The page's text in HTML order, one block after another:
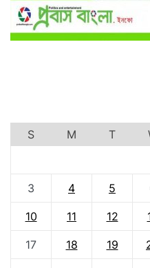
S M T
3 4 5
10 11 12
17 18 19